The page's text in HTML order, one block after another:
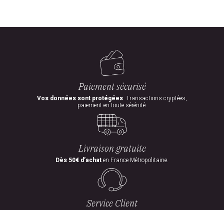
Paiement sécurisé
Vos données sont protégées. Transactions cryptées,
paiement en toute sérénité.
Livraison gratuite
Dès 50€ d’achaten France Métropolitaine.
Service Client